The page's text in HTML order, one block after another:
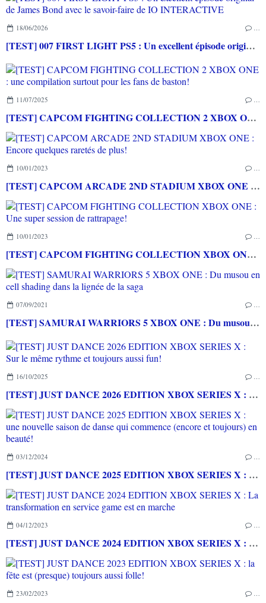
18/06/2026
[TEST] 007 FIRST LIGHT PS5 : Un excellent épisode original de James Bond avec le savoir-faire de IO INTERACTIVE
11/07/2025
[TEST] CAPCOM FIGHTING COLLECTION 2 XBOX ONE : une compilation surtout pour les fans de baston!
10/01/2023
[TEST] CAPCOM ARCADE 2ND STADIUM XBOX ONE : Encore quelques raretés de plus!
10/01/2023
[TEST] CAPCOM FIGHTING COLLECTION XBOX ONE : Une super session de rattrapage!
07/09/2021
[TEST] SAMURAI WARRIORS 5 XBOX ONE : Du musou en cell shading dans la lignée de la saga
16/10/2025
[TEST] JUST DANCE 2026 EDITION XBOX SERIES X : Sur le même rythme et toujours aussi fun!
03/12/2024
[TEST] JUST DANCE 2025 EDITION XBOX SERIES X : une nouvelle saison de danse qui commence (encore et toujours) en beauté!
04/12/2023
[TEST] JUST DANCE 2024 EDITION XBOX SERIES X : La transformation en service game est en marche
23/02/2023